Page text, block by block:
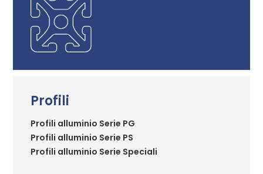
Profili
Profili alluminio Serie PG
Profili alluminio Serie PS
Profili alluminio Serie Speciali